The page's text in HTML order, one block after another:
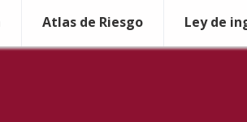
Atlas de Riesgo Ley de